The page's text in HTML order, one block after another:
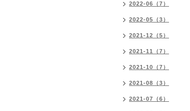
2022-06（7）
2022-05（3）
2021-12（5）
2021-11（7）
2021-10（7）
2021-08（3）
2021-07（6）